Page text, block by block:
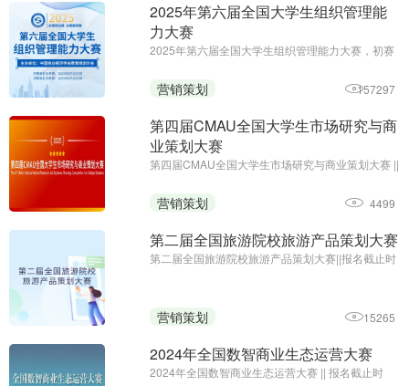
2025年第六届全国大学生组织管理能
力大赛
2025年第六届全国大学生组织管理能力大赛，初赛
日;主办单位：中国商业经济学会教育培训分会
营销策划 157297
第四届CMAU全国大学生市场研究与商
业策划大赛
第四届CMAU全国大学生市场研究与商业策划大赛 ||
院校市场学研究会、Credamo见数
营销策划 4499
第二届全国旅游院校旅游产品策划大赛
第二届全国旅游院校旅游产品策划大赛||报名截止时
营销策划 15265
2024年全国数智商业生态运营大赛
2024年全国数智商业生态运营大赛 || 报名截止时